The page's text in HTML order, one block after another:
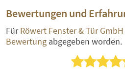
Bewertungen und
FürRöwert Fenster & Tür GmbH
Bewertung abgegeben worden.